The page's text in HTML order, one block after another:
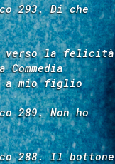
293. Di che
verso la felicità
a mio figlio
289. Non ho
288. Il bottone